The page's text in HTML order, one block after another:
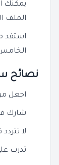
يمكنك
الملف
استفد
الخامس
نصائح
اجعل
شارك
لا
تدرب